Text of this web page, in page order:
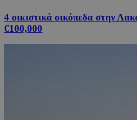
4 οικιστικά οικόπεδα στην
€100,000